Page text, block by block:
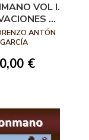
VOL I.
Y
PARA LA
DEL
JUEGO
ANTÓN
GARCÍA
€